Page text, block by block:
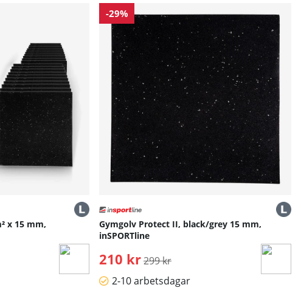
x 15 mm,
-29%
Gymgolv Protect II, black/grey 15 mm,
inSPORTline
210 kr Ordinarie pris:
299 kr
2-10 arbetsdagar